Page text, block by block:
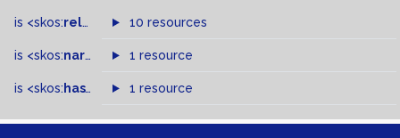
is <skos:related > of
10 resources
is <skos:narrowMatch >of
1 resource
is <skos: hasTopConcept >of
1 resource